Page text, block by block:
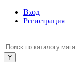
Вход
Регистрация